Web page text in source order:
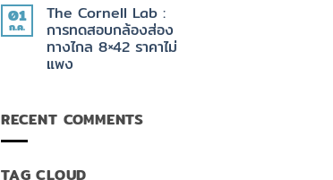
วัด
ระยะ
Element
Optics
TITAN
3K
ปืน
ฟรี
เห็น
บน
คู่มือ
เลือก
ซื้อ
กล้อง
01
ก.ค.
The Cornell Lab :
การทดสอบกล้องส่อง
ทางไกล 8×42 ราคาไม่
แพง
บน
The
การ
RECENT COMMENTS
TAG CLOUD